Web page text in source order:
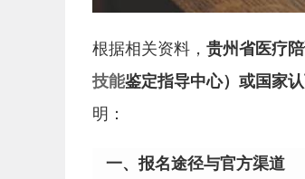
根据相关资料， 贵州省医疗
技能鉴定指导中心）或国家
明：
一、报名途径与官方渠道